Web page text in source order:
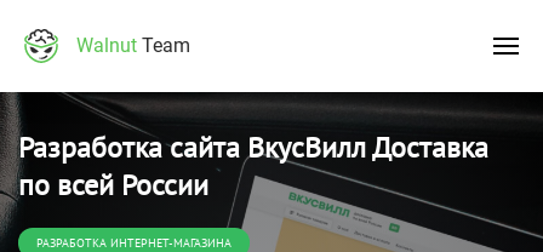
Walnut Team
Разработка сайта ВкусВилл Доставка
по всей России
РАЗРАБОТКА ИНТЕРНЕТ-МАГАЗИНА